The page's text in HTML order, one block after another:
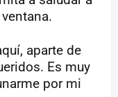
aparte de
Es muy
por mi